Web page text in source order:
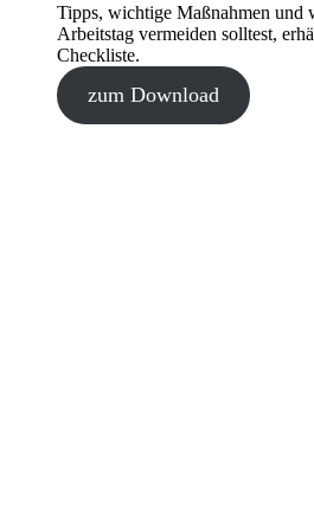
Tipps, wichtige Maßnahmen und
Arbeitstag vermeiden solltest,
Checkliste.
zum Download